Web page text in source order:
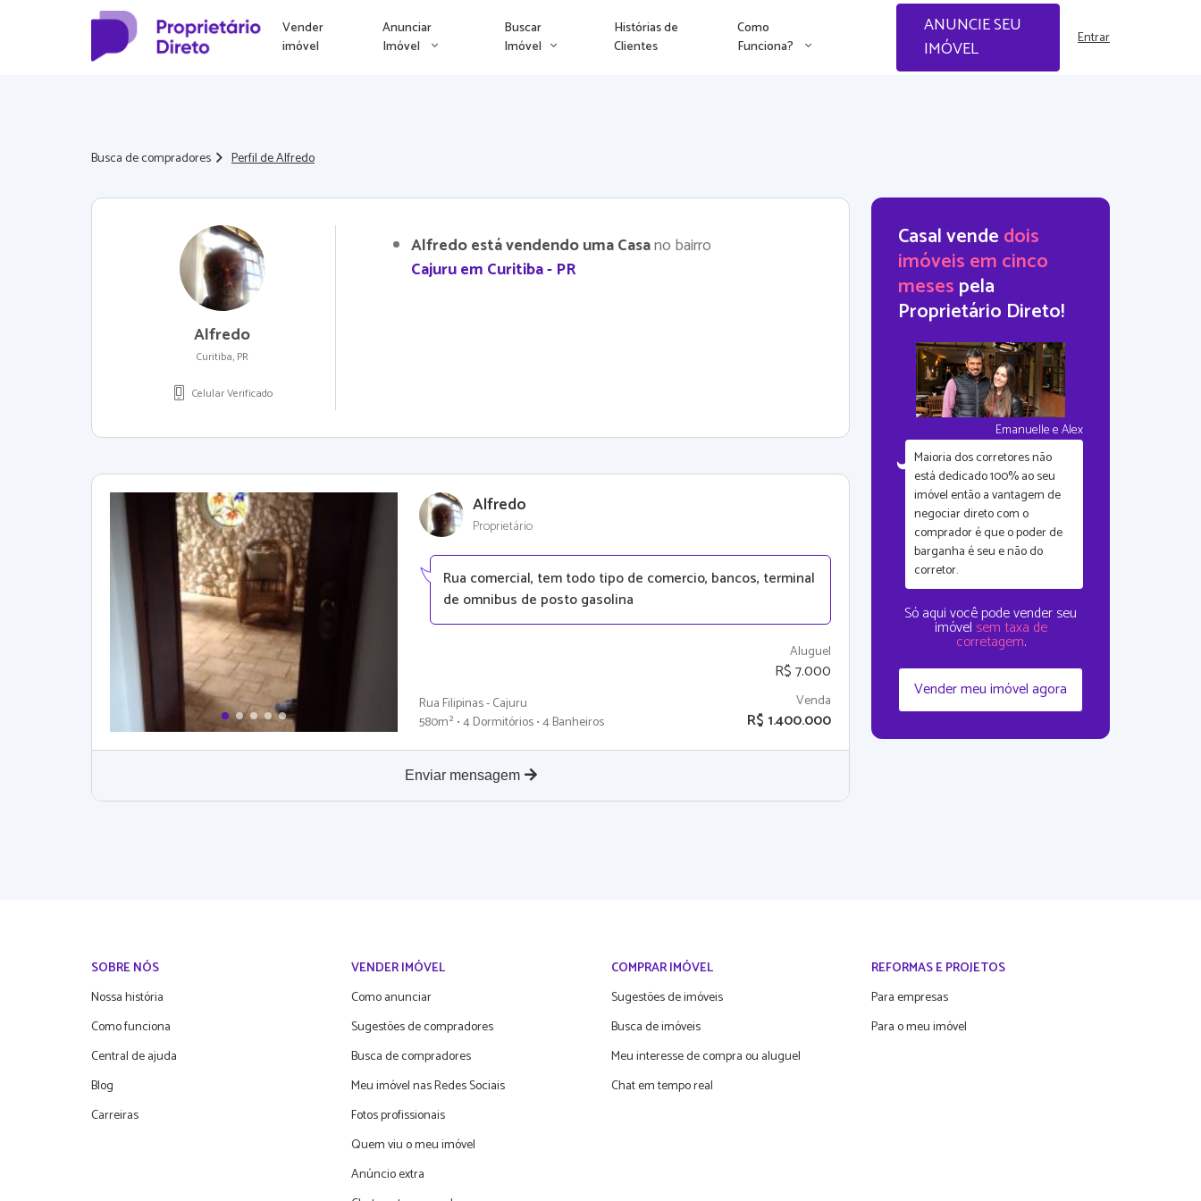
Vender
imóvel
Anunciar
Imóvel
Buscar
Imóvel
Histórias de
Clientes
Como
Funciona?
ANUNCIE SEU
IMÓVEL
Entrar
Busca de compradores Perfil de Alfredo
Alfredo
Curitiba, PR
Celular Verificado
Alfredo está vendendo uma Casano bairro
Cajuru em Curitiba - PR
Alfredo
Proprietário
Rua comercial, tem todo tipo de comercio, bancos, terminal
de omnibus de posto gasolina
Rua Filipinas - Cajuru
580m² • 4 Dormitórios • 4 Banheiros
Aluguel
R$ 7.000
Venda
R$ 1.400.000
Enviar mensagem
Casal vendedois
imóveis em cinco
mesespela
Proprietário Direto!
Emanuelle e Alex
Maioria dos corretores não
está dedicado 100% ao seu
imóvel então a vantagem de
negociar direto com o
comprador é queo poder de
barganha é seue não do
corretor.
Só aqui você pode vender seu
imóvel sem taxa de
corretagem.
Vender meu imóvel agora
SOBRE NÓS
Nossa história
Como funciona
Central de ajuda
Blog
Carreiras
VENDER IMÓVEL
Como anunciar
Sugestões de compradores
Busca de compradores
Meu imóvel nas Redes Sociais
Fotos profissionais
Quem viu o meu imóvel
Anúncio extra
COMPRAR IMÓVEL
Sugestões de imóveis
Busca de imóveis
Meu interesse de compra ou aluguel
Chat em tempo real
REFORMAS E PROJETOS
Para empresas
Para o meu imóvel